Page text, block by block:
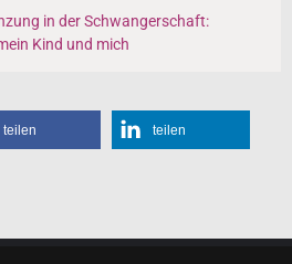
in der Schwangerschaft:
Kind und mich
teilen teilen